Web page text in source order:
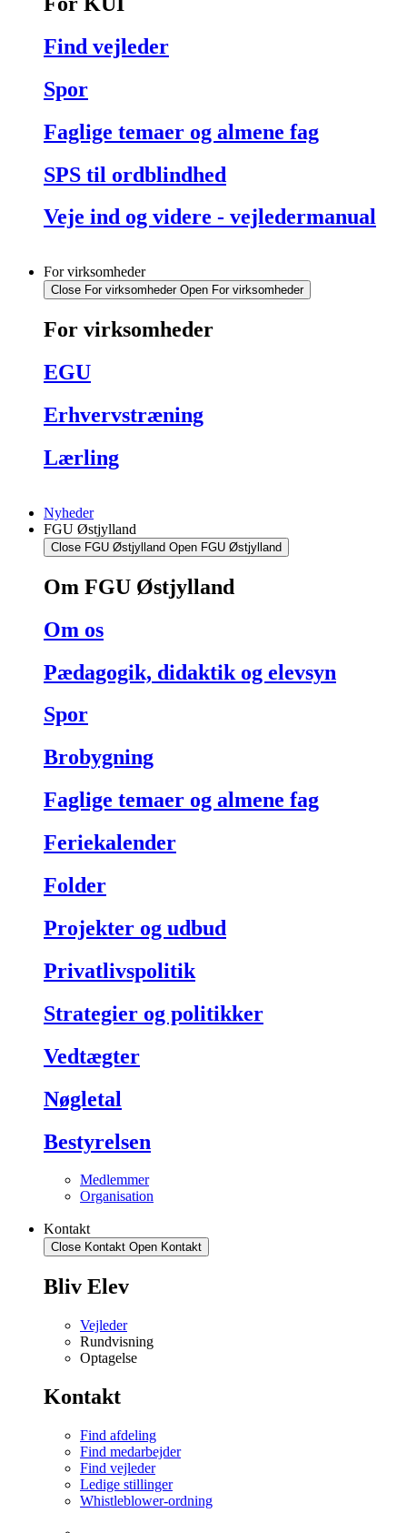
Find vejleder
Spor
Faglige temaer og almene fag
SPS til ordblindhed
Veje ind og videre - vejledermanual
For virksomheder
Close For virksomheder Open For virksomheder
For virksomheder
EGU
Erhvervstræning
Lærling
Nyheder
FGU Østjylland
Close FGU Østjylland Open FGU Østjylland
Om FGU Østjylland
Om os
Pædagogik, didaktik og elevsyn
Spor
Brobygning
Faglige temaer og almene fag
Feriekalender
Folder
Projekter og udbud
Privatlivspolitik
Strategier og politikker
Vedtægter
Nøgletal
Bestyrelsen
Medlemmer
Organisation
Kontakt
Close Kontakt Open Kontakt
Bliv Elev
Vejleder
Rundvisning
Optagelse
Kontakt
Find afdeling
Find medarbejder
Find vejleder
Ledige stillinger
Whistleblower-ordning